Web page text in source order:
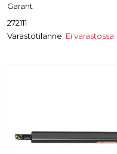
Garant
272111
Varastotilanne: Ei varastossa